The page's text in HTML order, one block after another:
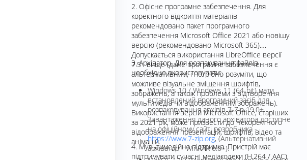
2. Офісне програмне забезпечення. Для
коректного відкриття матеріалів
рекомендовано пакет програмного
забезпечення Microsoft Office 2021 або новішу
версію (рекомендовано Microsoft 365).
Допускається використання LibreOffice версії
7.5 і вище (дане програмне забезпечення є
альтернативним, і потрібно розуміти, що
можливе візуальне зміщення шрифтів,
зображень, а також проблеми з відтворення
мультимедіа чи відображенням зображень).
Використання версій Microsoft Office, старіших
за 2021 рік, може призвести до некоректного
відображення презентацій, шрифтів, відео та
анімацій.
3. Архіватор. Для розпакування файлів
необхідно вкористовувати:
Windows 10 / Windows 11 (64-bit) мати
встановлений програмний засіб для
розпаковування архівів 7-Zip 19.0+.
Завантаження даного архіватора доступне
на офіційному сайті розробника -
https://www.7-zip.org, (Альтернативний
архіватор - WinRAR 6.0+).
4. Мультимедійна підтримка. Пристрій має
підтримувати сучасні медіакодеки (H.264 / AAC),